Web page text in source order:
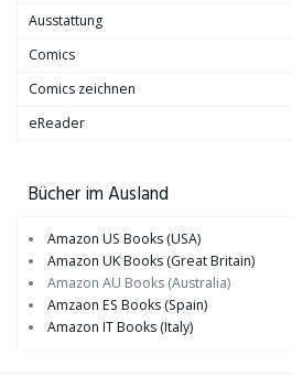
Ausstattung
Comics
Comics zeichnen
eReader
Bücher im Ausland
Amazon US Books (USA)
Amazon UK Books (Great Britain)
Amazon AU Books (Australia)
Amzaon ES Books (Spain)
Amazon IT Books (Italy)